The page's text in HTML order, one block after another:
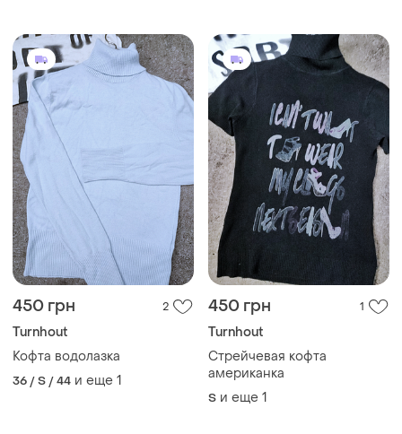
450 грн 2
Turnhout
Кофта водолазка
36 / S / 44 и еще 1
450 грн 1
Turnhout
Стрейчевая кофта
американка
S и еще 1